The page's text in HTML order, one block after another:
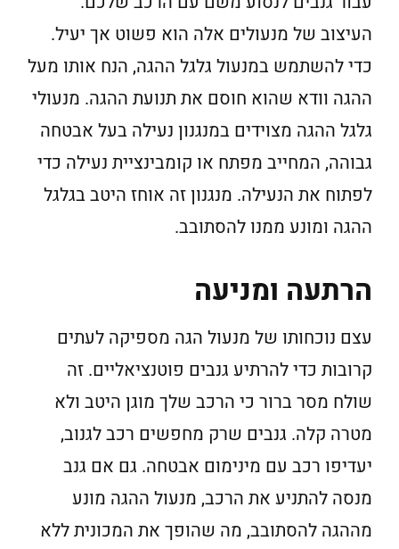
העיצוב של מנעולים אלה הוא פשוט אך יעיל.
כדי להשתמש במנעול גלגל ההגה, הנח אותו מעל
ההגה וודא שהוא חוסם את תנועת ההגה. מנעולי
גלגל ההגה מצוידים במנגנון נעילה בעל אבטחה
גבוהה, המחייב מפתח או קומבינציית נעילה כדי
לפתוח את הנעילה. מנגנון זה אוחז היטב בגלגל
ההגה ומונע ממנו להסתובב.
הרתעה ומניעה
עצם נוכחותו של מנעול הגה מספיקה לעתים
קרובות כדי להרתיע גנבים פוטנציאליים. זה
שולח מסר ברור כי הרכב שלך מוגן היטב ולא
מטרה קלה. גנבים שרק מחפשים רכב לגנוב,
יעדיפו רכב עם מינימום אבטחה. גם אם גנב
מנסה להתניע את הרכב, מנעול ההגה מונע
מההגה להסתובב, מה שהופך את המכונית ללא